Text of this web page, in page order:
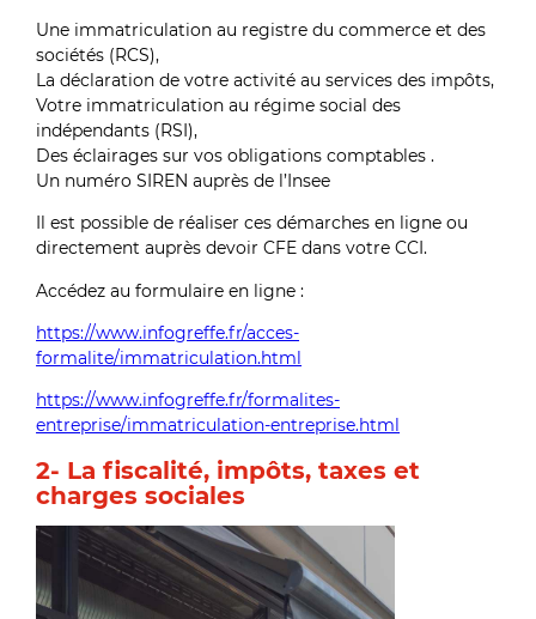
Une immatriculation au registre du commerce et des
sociétés (RCS),
La déclaration de votre activité au services des impôts,
Votre immatriculation au régime social des
indépendants (RSI),
Des éclairages sur vos obligations comptables .
Un numéro SIREN auprès de l’Insee
Il est possible de réaliser ces démarches en ligne ou
directement auprès devoir CFE dans votre CCI.
Accédez au formulaire en ligne :
https://www.infogreffe.fr/acces-
formalite/immatriculation.html
https://www.infogreffe.fr/formalites-
entreprise/immatriculation-entreprise.html
2- La fiscalité, impôts, taxes et
charges sociales